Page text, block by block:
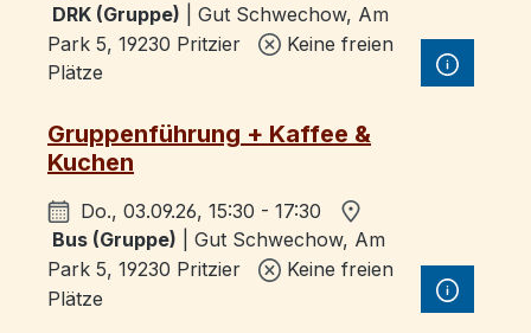
DRK (Gruppe) | Gut Schwechow, Am
Park 5, 19230 Pritzier
Keine freien
Plätze
Gruppenführung + Kaffee &
Kuchen
Do., 03.09.26, 15:30 - 17:30
Bus (Gruppe) | Gut Schwechow, Am
Park 5, 19230 Pritzier
Keine freien
Plätze